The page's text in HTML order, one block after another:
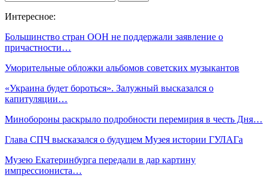
Интересное:
Большинство стран ООН не поддержали заявление о
причастности…
Уморительные обложки альбомов советских музыкантов
«Украина будет бороться». Залужный высказался о
капитуляции…
Минобороны раскрыло подробности перемирия в честь Дня…
Глава СПЧ высказался о будущем Музея истории ГУЛАГа
Музею Екатеринбурга передали в дар картину
импрессиониста…